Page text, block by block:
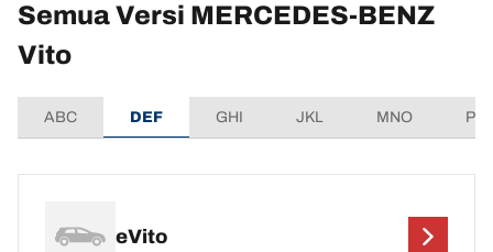
Semua Versi MERCEDES-BENZ
Vito
ABC DEF GHI JKL MNO
eVito